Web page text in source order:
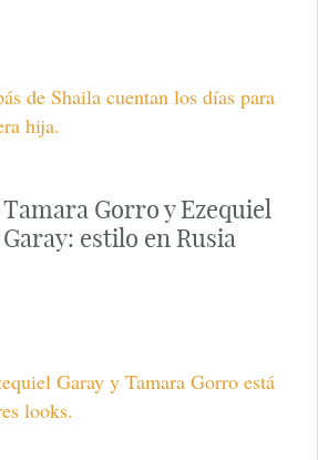
de Shaila cuentan los días para
hija.
Tamara Gorro y Ezequiel
Garay: estilo en Rusia
Garay y Tamara Gorro está
looks.